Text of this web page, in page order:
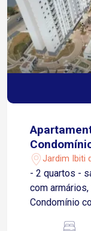
Jardim Ibiti
- 2 quartos -
com
Condomínio